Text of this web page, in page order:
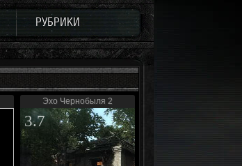
РУБРИКИ
Эхо Чернобыля 2
3.7